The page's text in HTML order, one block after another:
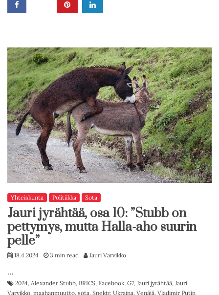
Yhteiskunta Politiikka Sota
Jauri jyrähtää, osa 10: ”Stubb on
pettymys, mutta Halla-aho suurin
pelle”
18.4.2024 3 min read Jauri Varvikko
…
2024, Alexander Stubb, BRICS, Facebook, G7, Jauri jyrähtää, Jauri
Varvikko, maahanmuutto, sota, Spektr, Ukraina, Venäjä, Vladimir Putin